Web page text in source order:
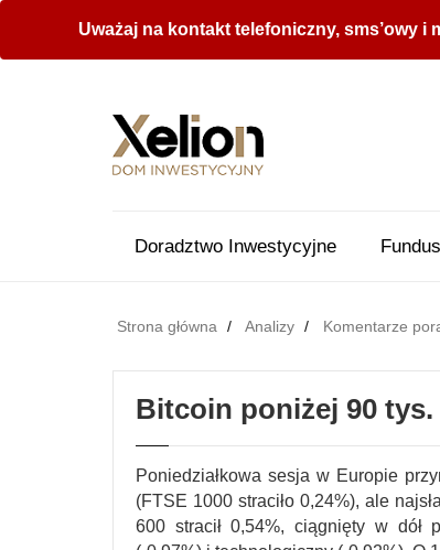
Uważaj na kontakt telefoniczny, sms’owy
Doradztwo Inwestycyjne
Strona główna Analizy Komentarze
Bitcoin poniżej 90 tys.
Poniedziałkowa sesja w Europie
(FTSE 1000 straciło 0,24%), ale
600 stracił 0,54%, ciągnięty w dół